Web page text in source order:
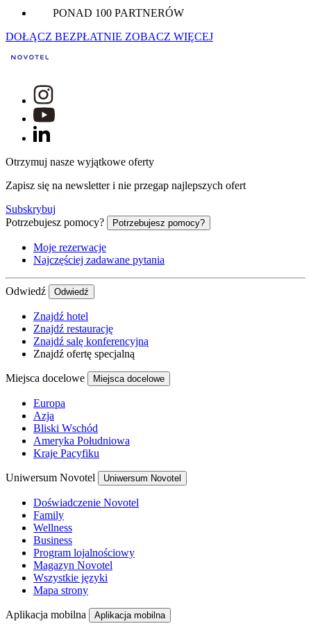
PONAD 100 PARTNERÓW
DOŁĄCZ BEZPŁATNIE ZOBACZ WIĘCEJ
Otrzymuj nasze wyjątkowe oferty
Zapisz się na newsletter i nie przegap najlepszych ofert
Subskrybuj
Potrzebujesz pomocy?
Potrzebujesz pomocy?
Moje rezerwacje
Najczęściej zadawane pytania
Odwiedź Odwiedź
Znajdź hotel
Znajdź restaurację
Znajdź salę konferencyjną
Znajdź ofertę specjalną
Miejsca docelowe Miejsca docelowe
Europa
Azja
Bliski Wschód
Ameryka Południowa
Kraje Pacyfiku
Uniwersum Novotel Uniwersum Novotel
Doświadczenie Novotel
Family
Wellness
Business
Program lojalnościowy
Magazyn Novotel
Wszystkie języki
Mapa strony
Aplikacja mobilna Aplikacja mobilna